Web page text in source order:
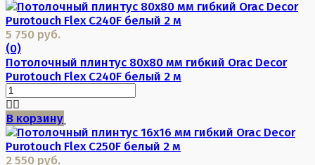
5 750 руб.
(0)
Потолочный плинтус 80х80 мм гибкий Orac Decor
Purotouch Flex C240F белый 2 м
В корзину
2 550 руб.